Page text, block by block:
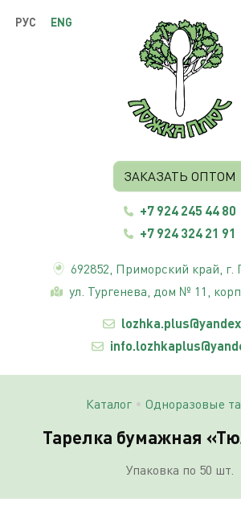
РУС ENG
ЗАКАЗАТЬ ОПТОМ
+7 924 245 44 80
+7 924 324 21 91
692852, Приморский край, г.
ул. Тургенева, дом № 11,
Каталог• Одноразовые
Тарелка бумажная
Упаковка по 50 шт.